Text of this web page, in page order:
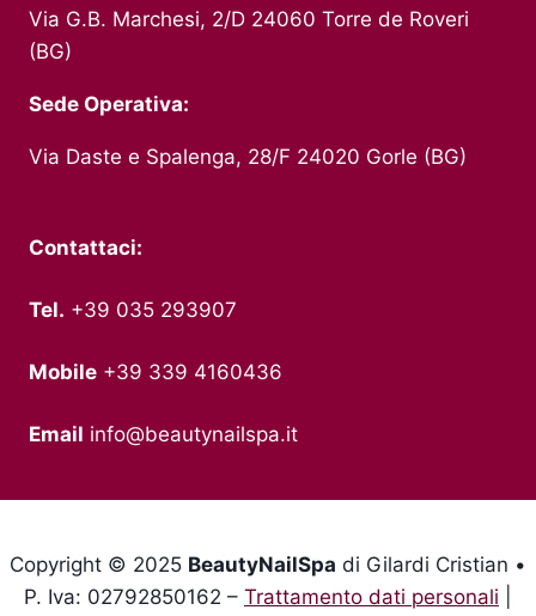
Via G.B. Marchesi, 2/D 24060 Torre de Roveri
(BG)
Sede Operativa:
Via Daste e Spalenga, 28/F 24020 Gorle (BG)
Contattaci:
Tel. +39 035 293907
Mobile +39 339 4160436
Email info@beautynailspa.it
Copyright © 2025 BeautyNailSpa di Gilardi Cristian •
P. Iva: 02792850162 – Trattamento dati personali